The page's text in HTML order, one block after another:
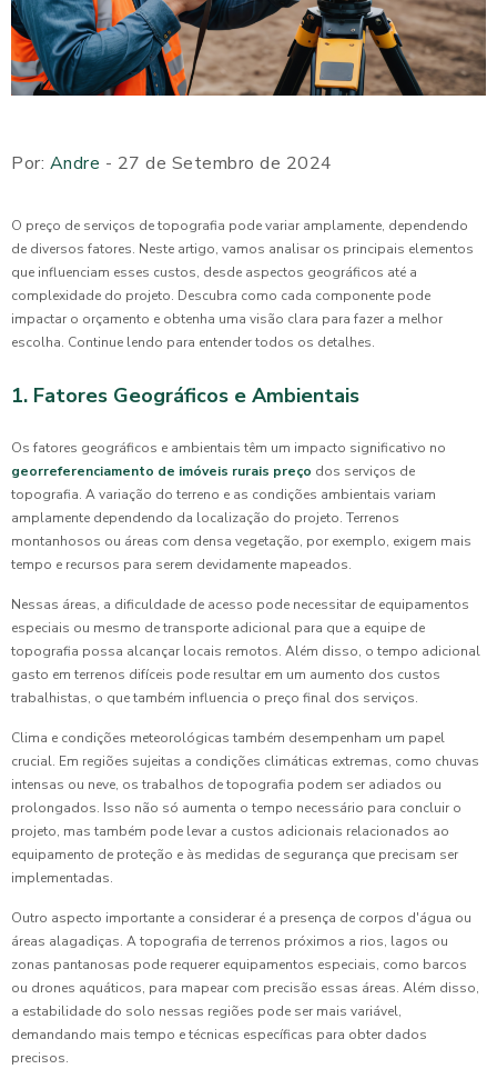
Por: Andre - 27 de Setembro de 2024
O preço de serviços de topografia pode variar amplamente, dependendo
de diversos fatores. Neste artigo, vamos analisar os principais elementos
que influenciam esses custos, desde aspectos geográficos até a
complexidade do projeto. Descubra como cada componente pode
impactar o orçamento e obtenha uma visão clara para fazer a melhor
escolha. Continue lendo para entender todos os detalhes.
1. Fatores Geográficos e Ambientais
Os fatores geográficos e ambientais têm um impacto significativo no
georreferenciamento de imóveis rurais preço dos serviços de
topografia. A variação do terreno e as condições ambientais variam
amplamente dependendo da localização do projeto. Terrenos
montanhosos ou áreas com densa vegetação, por exemplo, exigem mais
tempo e recursos para serem devidamente mapeados.
Nessas áreas, a dificuldade de acesso pode necessitar de equipamentos
especiais ou mesmo de transporte adicional para que a equipe de
topografia possa alcançar locais remotos. Além disso, o tempo adicional
gasto em terrenos difíceis pode resultar em um aumento dos custos
trabalhistas, o que também influencia o preço final dos serviços.
Clima e condições meteorológicas também desempenham um papel
crucial. Em regiões sujeitas a condições climáticas extremas, como chuvas
intensas ou neve, os trabalhos de topografia podem ser adiados ou
prolongados. Isso não só aumenta o tempo necessário para concluir o
projeto, mas também pode levar a custos adicionais relacionados ao
equipamento de proteção e às medidas de segurança que precisam ser
implementadas.
Outro aspecto importante a considerar é a presença de corpos d'água ou
áreas alagadiças. A topografia de terrenos próximos a rios, lagos ou
zonas pantanosas pode requerer equipamentos especiais, como barcos
ou drones aquáticos, para mapear com precisão essas áreas. Além disso,
a estabilidade do solo nessas regiões pode ser mais variável,
demandando mais tempo e técnicas específicas para obter dados
precisos.